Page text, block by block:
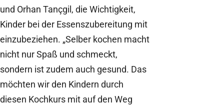
und Orhan Tançgil, die Wichtigkeit,
Kinder bei der Essenszubereitung mit
einzubeziehen. „Selber kochen macht
nicht nur Spaß und schmeckt,
sondern ist zudem auch gesund. Das
möchten wir den Kindern durch
diesen Kochkurs mit auf den Weg